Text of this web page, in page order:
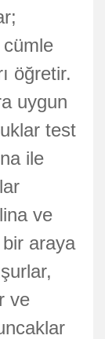
öğretir.
uygun
test
ile
ve
araya
ve